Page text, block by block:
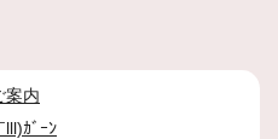
案内
ｶﾞｰﾝ